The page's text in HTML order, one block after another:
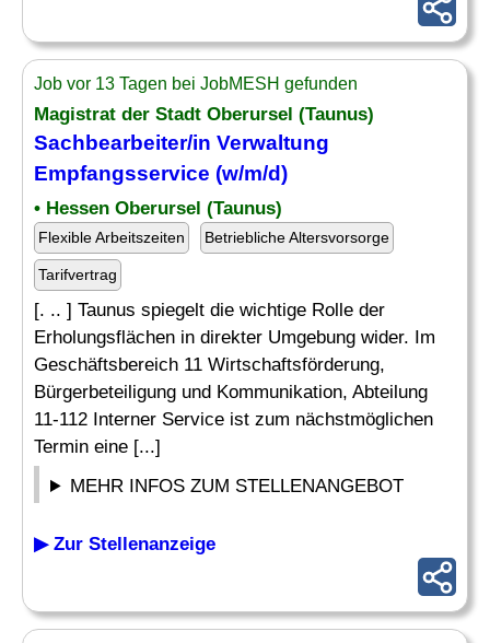
Job vor 13 Tagen bei JobMESH gefunden
Magistrat der Stadt Oberursel (Taunus)
Sachbearbeiter/in Verwaltung
Empfangsservice (w/m/d)
• Hessen Oberursel (Taunus)
Flexible Arbeitszeiten Betriebliche Altersvorsorge
Tarifvertrag
[. .. ] Taunus spiegelt die wichtige Rolle der
Erholungsflächen in direkter Umgebung wider. Im
Geschäftsbereich 11 Wirtschaftsförderung,
Bürgerbeteiligung und Kommunikation, Abteilung
11-112 Interner Service ist zum nächstmöglichen
Termin eine [...]
MEHR INFOS ZUM STELLENANGEBOT
▶ Zur Stellenanzeige